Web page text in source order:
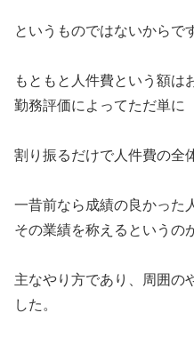
というものではないからで
もともと人件費という額は
勤務評価によってただ単に
割り振るだけで人件費の全
一昔前なら成績の良かった
その業績を称えるというの
主なやり方であり、周囲の
した。